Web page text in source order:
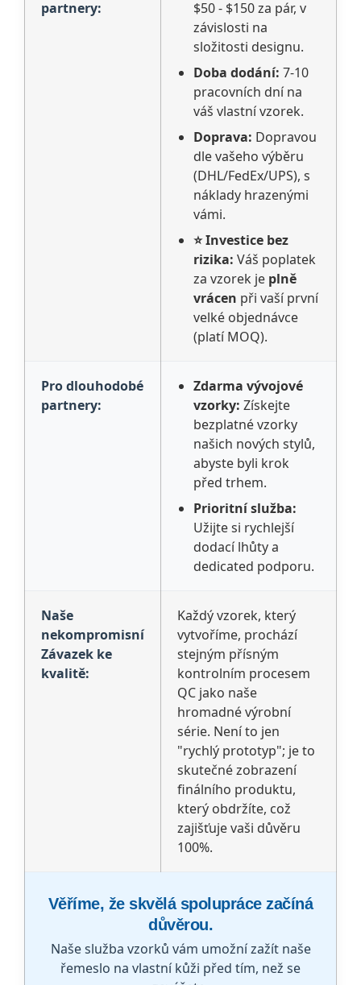
partnery:
$50 - $150 za pár, v
závislosti na
složitosti designu.
Doba dodání: 7-10
pracovních dní na
váš vlastní vzorek.
Doprava: Dopravou
dle vašeho výběru
(DHL/FedEx/UPS), s
náklady hrazenými
vámi.
⭐ Investice bez
rizika: Váš poplatek
za vzorek je plně
vrácen při vaší první
velké objednávce
(platí MOQ).
Pro dlouhodobé
partnery:
Zdarma vývojové
vzorky: Získejte
bezplatné vzorky
našich nových stylů,
abyste byli krok
před trhem.
Prioritní služba:
Užijte si rychlejší
dodací lhůty a
dedicated podporu.
Naše
nekompromisní
Závazek ke
kvalitě:
Každý vzorek, který
vytvoříme, prochází
stejným přísným
kontrolním procesem
QC jako naše
hromadné výrobní
série. Není to jen
"rychlý prototyp"; je to
skutečné zobrazení
finálního produktu,
který obdržíte, což
zajišťuje vaši důvěru
100%.
Věříme, že skvělá spolupráce začíná
důvěrou.
Naše služba vzorků vám umožní zažít naše
řemeslo na vlastní kůži před tím, než se